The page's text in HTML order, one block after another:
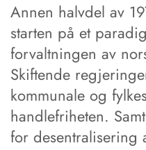
Annen halvdel av
starten på et
forvaltningen av
Skiftende
kommunale og
handlefriheten.
for desentralisering